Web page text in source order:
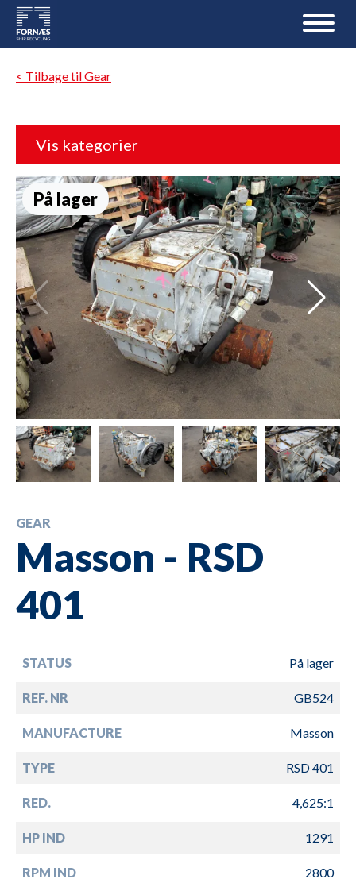
< Tilbage til Gear
Vis kategorier
På lager
GEAR
Masson - RSD
401
STATUS På lager
REF. NR GB524
MANUFACTURE Masson
TYPE RSD 401
RED. 4,625:1
HP IND 1291
RPM IND 2800